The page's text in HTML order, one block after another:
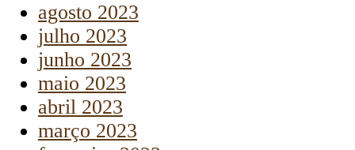
agosto 2023
julho 2023
junho 2023
maio 2023
abril 2023
março 2023